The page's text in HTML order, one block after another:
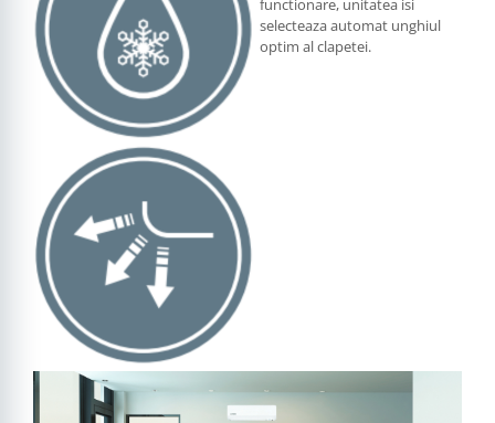
functionare, unitatea isi
selecteaza automat unghiul
optim al clapetei.